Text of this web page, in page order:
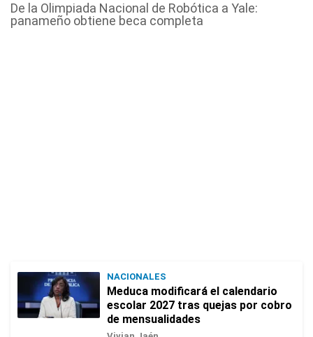
De la Olimpiada Nacional de Robótica a Yale:
panameño obtiene beca completa
NACIONALES
Meduca modificará el calendario
escolar 2027 tras quejas por cobro
de mensualidades